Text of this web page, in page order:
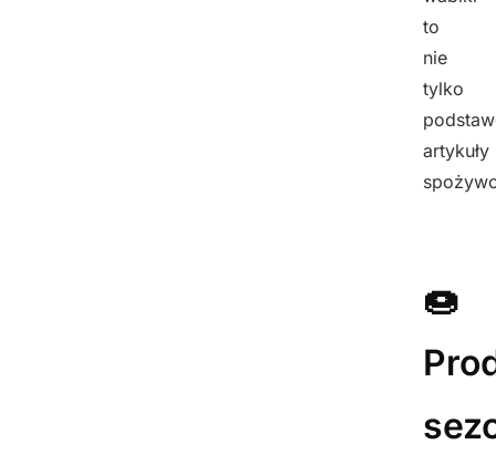
to
nie
tylko
artykuły
🍩